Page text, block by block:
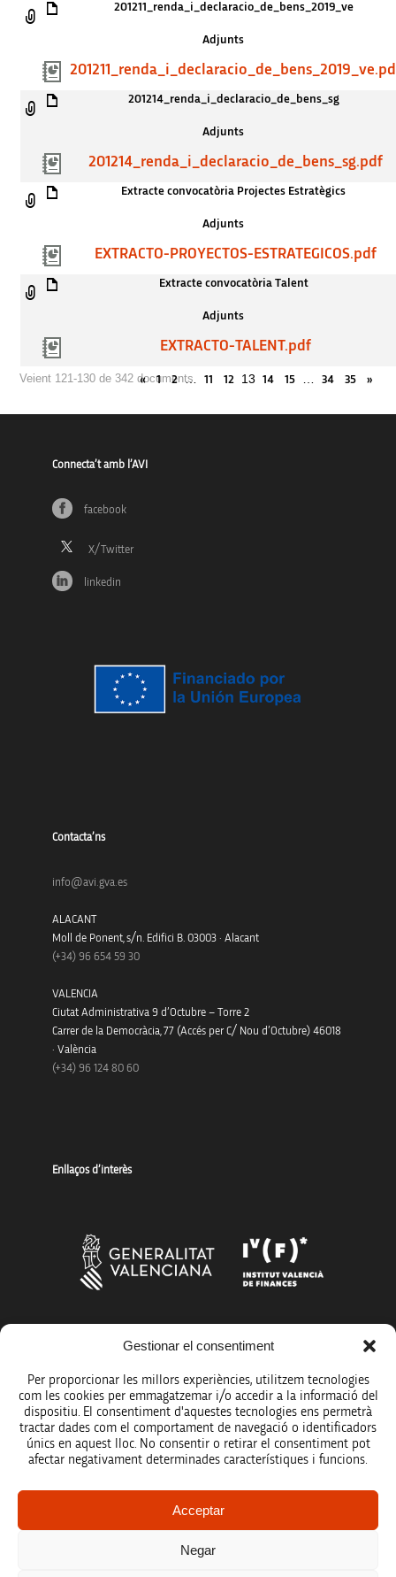
Gestionar el consentiment
Per proporcionar les millors experiències, utilitzem tecnologies
com les cookies per emmagatzemar i/o accedir a la informació del
dispositiu. El consentiment d'aquestes tecnologies ens permetrà
tractar dades com el comportament de navegació o identificadors
únics en aquest lloc. No consentir o retirar el consentiment pot
afectar negativament determinades característiques i funcions.
Acceptar
Negar
201211_renda_i_declaracio_de_bens_2019_ve
Adjunts
201214_renda_i_declaracio_de_bens_sg
Adjunts
201214_renda_i_declaracio_de_bens_sg.pdf
Extracte convocatòria Projectes Estratègics
Adjunts
EXTRACTO-PROYECTOS-ESTRATEGICOS.pdf
Extracte convocatòria Talent
Adjunts
EXTRACTO-TALENT.pdf
Veient 121-130 de 342 documents
« 1 2 … 11 12 13 14 15 … 34 35 »
Connecta’t amb l’AVI
facebook
linkedin
Contacta’ns
info@avi.gva.es
ALACANT
Moll de Ponent, s/n. Edifici B. 03003 · Alacant
(+34) 96 654 59 30
VALENCIA
Ciutat Administrativa 9 d’Octubre – Torre 2
Carrer de la Democràcia, 77 (Accés per C/ Nou d’Octubre) 46018
· València
(+34) 96 124 80 60
Enllaços d’interès
Més organismes de suport a la innovació
Avís legal
Política de protecció de dades